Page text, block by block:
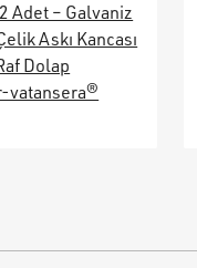
Adet – Galvaniz
Askı Kancası
Dolap
vatansera®